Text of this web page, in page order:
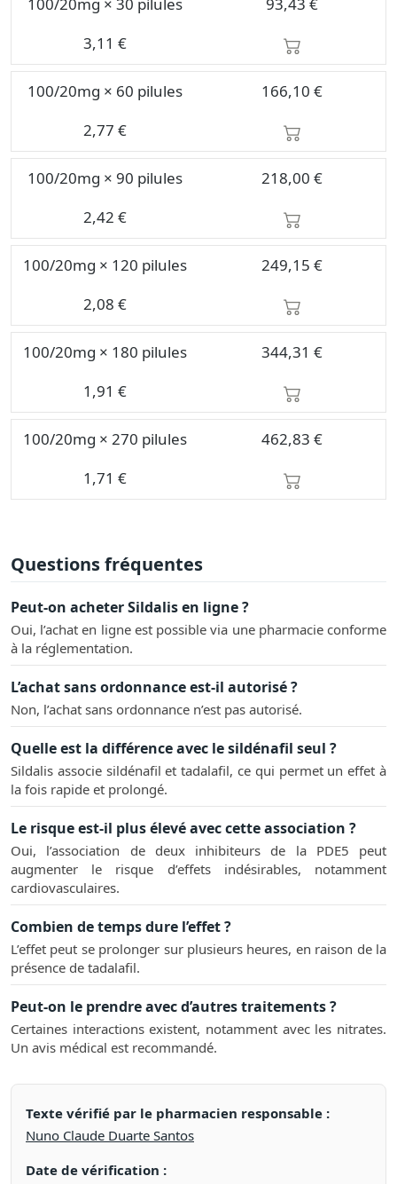
3,11 €
100/20mg × 60 pilules
166,10 €
2,77 €
100/20mg × 90 pilules
218,00 €
2,42 €
100/20mg × 120 pilules
249,15 €
2,08 €
100/20mg × 180 pilules
344,31 €
1,91 €
100/20mg × 270 pilules
462,83 €
1,71 €
Questions fréquentes
Peut-on acheter Sildalis en ligne ?
Oui, l’achat en ligne est possible via une pharmacie conforme
à la réglementation.
L’achat sans ordonnance est-il autorisé ?
Non, l’achat sans ordonnance n’est pas autorisé.
Quelle est la différence avec le sildénafil seul ?
Sildalis associe sildénafil et tadalafil, ce qui permet un effet à
la fois rapide et prolongé.
Le risque est-il plus élevé avec cette association ?
Oui, l’association de deux inhibiteurs de la PDE5 peut
augmenter le risque d’effets indésirables, notamment
cardiovasculaires.
Combien de temps dure l’effet ?
L’effet peut se prolonger sur plusieurs heures, en raison de la
présence de tadalafil.
Peut-on le prendre avec d’autres traitements ?
Certaines interactions existent, notamment avec les nitrates.
Un avis médical est recommandé.
Texte vérifié par le pharmacien responsable :
Nuno Claude Duarte Santos
Date de vérification :